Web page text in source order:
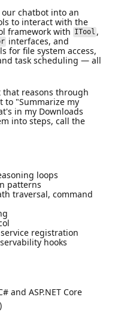
chatbot into an
to interact with the
framework with ITool ,
interfaces, and
for file system access,
task scheduling — all
reasons through
to "Summarize my
in my Downloads
into steps, call the
loops
patterns
traversal, command
registration
hooks
and ASP.NET Core